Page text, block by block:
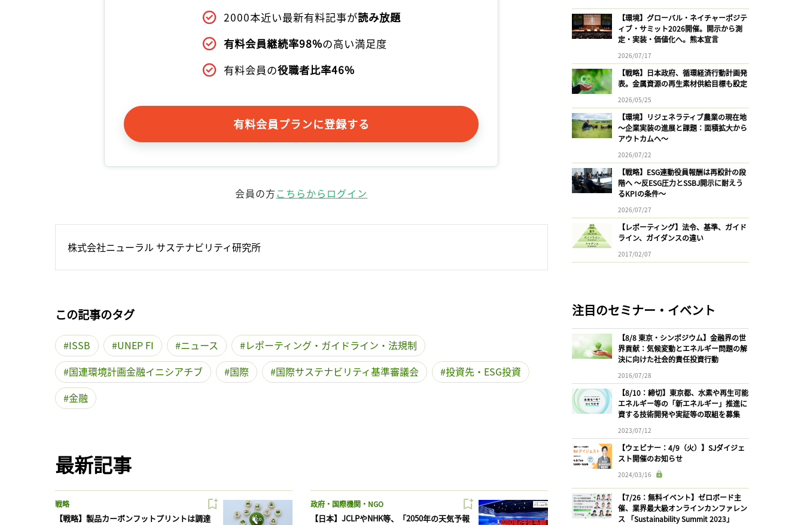
2000本近い最新有料記事が読み放題
有料会員継続率98%の高い満足度
有料会員の役職者比率46%
有料会員プランに登録する
会員の方こちらからログイン
株式会社ニューラル サステナビリティ研究所
この記事のタグ
ISSB UNEP FI ニュース
レポーティング・ガイドライン・法規制
国連環境計画金融イニシアチブ
国際 国際サステナビリティ基準審議会
投資先・ESG投資
金融
最新記事
戦略
【戦略】製品カーボンフットプリントは調達
政府・国際機関・NGO
【日本】JCLPやNHK等、「2050年の天気予報
【環境】グローバル・ネイチャーポジテ
ィブ・サミット2026開催。開示から測
定・実装・価値化へ。熊本宣言
2026/07/17
【戦略】日本政府、循環経済行動計画発
表。金属資源の再生素材供給目標も設定
2026/05/25
【環境】リジェネラティブ農業の現在地
〜企業実装の進展と課題：面積拡大から
アウトカムへ〜
2026/07/22
【戦略】ESG連動役員報酬は再設計の段
階へ 〜反ESG圧力とSSBJ開示に耐えう
るKPIの条件〜
2026/07/27
【レポーティング】法令、基準、ガイド
ライン、ガイダンスの違い
2017/02/07
注目のセミナー・イベント
【8/8 東京・シンポジウム】金融界の世
界貢献：気候変動とエネルギー問題の解
決に向けた社会的責任投資行動
2016/07/28
【8/10：締切】東京都、水素や再生可能
エネルギー等の「新エネルギー」推進に
資する技術開発や実証等の取組を募集
2023/07/12
【ウェビナー：4/9（火）】SJダイジェ
スト開催のお知らせ
2024/03/16
【7/26：無料イベント】ゼロボード主
催、業界最大級オンラインカンファレン
ス 「Sustainability Summit 2023」